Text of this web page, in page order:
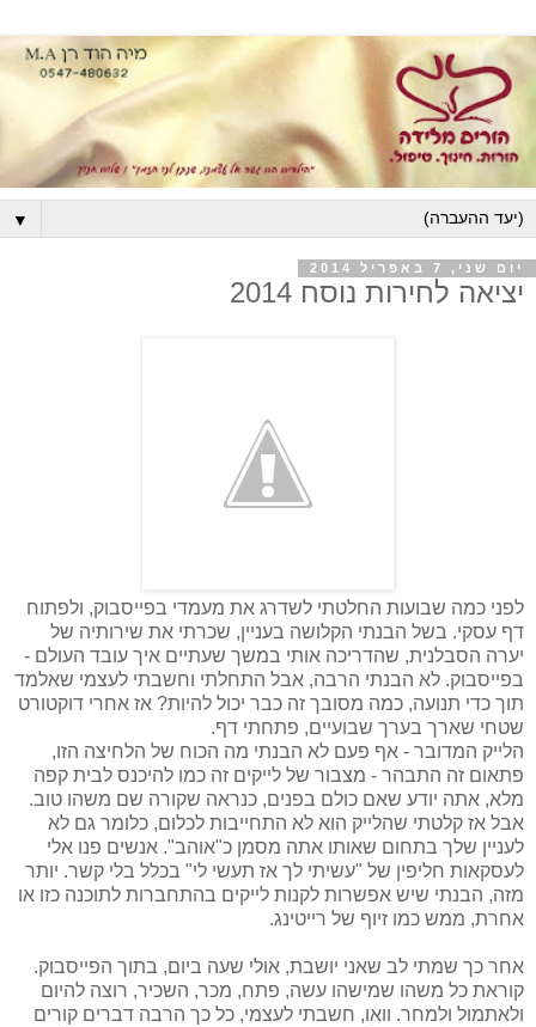
▼
יום שני, 7 באפריל 2014
יציאה לחירות נוסח 2014
לפני כמה שבועות החלטתי לשדרג את מעמדי בפייסבוק, ולפתוח
דף עסקי. בשל הבנתי הקלושה בעניין, שכרתי את שירותיה של
יערה הסבלנית, שהדריכה אותי במשך שעתיים איך עובד העולם -
בפייסבוק. לא הבנתי הרבה, אבל התחלתי וחשבתי לעצמי שאלמד
תוך כדי תנועה, כמה מסובך זה כבר יכול להיות? אז אחרי דוקטורט
שטחי שארך בערך שבועיים, פתחתי דף.
הלייק המדובר - אף פעם לא הבנתי מה הכוח של הלחיצה הזו,
פתאום זה התבהר - מצבור של לייקים זה כמו להיכנס לבית קפה
מלא, אתה יודע שאם כולם בפנים, כנראה שקורה שם משהו טוב.
אבל אז קלטתי שהלייק הוא לא התחייבות לכלום, כלומר גם לא
לעניין שלך בתחום שאותו אתה מסמן כ"אוהב". אנשים פנו אלי
לעסקאות חליפין של "עשיתי לך אז תעשי לי" בכלל בלי קשר. יותר
מזה, הבנתי שיש אפשרות לקנות לייקים בהתחברות לתוכנה כזו או
אחרת, ממש כמו זיוף של רייטינג.
אחר כך שמתי לב שאני יושבת, אולי שעה ביום, בתוך הפייסבוק.
קוראת כל משהו שמישהו עשה, פתח, מכר, השכיר, רוצה להיום
ולאתמול ולמחר. וואו, חשבתי לעצמי, כל כך הרבה דברים קורים